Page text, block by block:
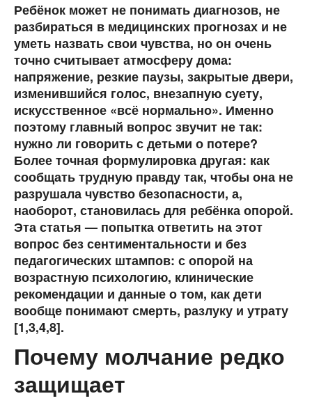
Ребёнок может не понимать диагнозов, не
разбираться в медицинских прогнозах и не
уметь назвать свои чувства, но он очень
точно считывает атмосферу дома:
напряжение, резкие паузы, закрытые двери,
изменившийся голос, внезапную суету,
искусственное «всё нормально». Именно
поэтому главный вопрос звучит не так:
нужно ли говорить с детьми о потере?
Более точная формулировка другая: как
сообщать трудную правду так, чтобы она не
разрушала чувство безопасности, а,
наоборот, становилась для ребёнка опорой.
Эта статья — попытка ответить на этот
вопрос без сентиментальности и без
педагогических штампов: с опорой на
возрастную психологию, клинические
рекомендации и данные о том, как дети
вообще понимают смерть, разлуку и утрату
[1,3,4,8].
Почему молчание редко
защищает